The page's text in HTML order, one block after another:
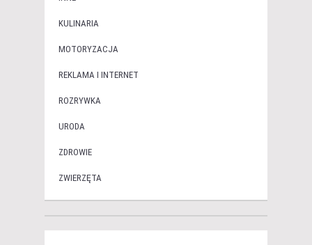
KULINARIA
MOTORYZACJA
REKLAMA I INTERNET
ROZRYWKA
URODA
ZDROWIE
ZWIERZĘTA